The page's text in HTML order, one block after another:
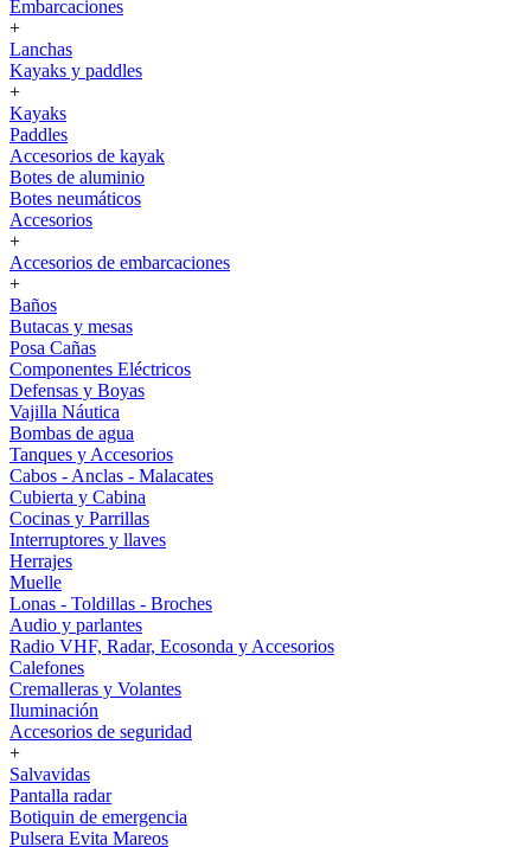
Embarcaciones
+
Lanchas
Kayaks y paddles
+
Kayaks
Paddles
Accesorios de kayak
Botes de aluminio
Botes neumáticos
Accesorios
+
Accesorios de embarcaciones
+
Baños
Butacas y mesas
Posa Cañas
Componentes Eléctricos
Defensas y Boyas
Vajilla Náutica
Bombas de agua
Tanques y Accesorios
Cabos - Anclas - Malacates
Cubierta y Cabina
Cocinas y Parrillas
Interruptores y llaves
Herrajes
Muelle
Lonas - Toldillas - Broches
Audio y parlantes
Radio VHF, Radar, Ecosonda y Accesorios
Calefones
Cremalleras y Volantes
Iluminación
Accesorios de seguridad
+
Salvavidas
Pantalla radar
Botiquin de emergencia
Pulsera Evita Mareos